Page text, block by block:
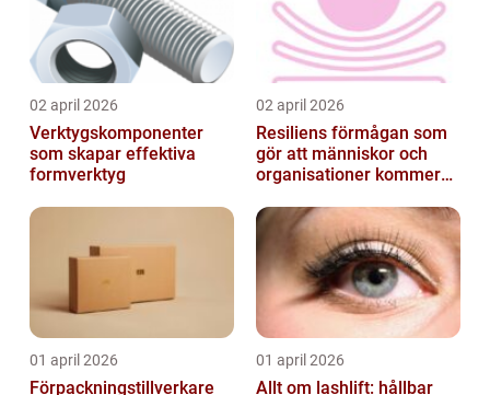
02 april 2026
Verktygskomponenter
som skapar effektiva
formverktyg
02 april 2026
Resiliens förmågan som
gör att människor och
organisationer kommer
01 april 2026
Förpackningstillverkare
01 april 2026
Allt om lashlift: hållbar